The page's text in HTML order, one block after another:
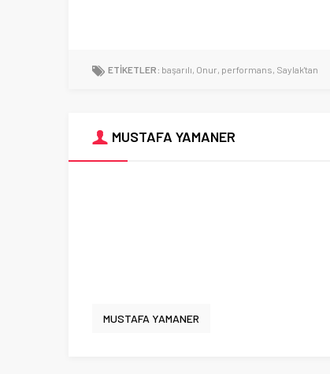
ETİKETLER: başarılı, Onur, performans, Saylak'tan
MUSTAFA YAMANER
MUSTAFA YAMANER